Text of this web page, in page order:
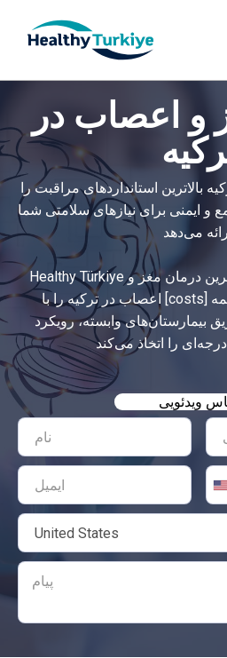
p
o
c
o
n
t
e
n
و اعصاب در
بالاترین استانداردهای مراقبت را
و ایمنی برای نیازهای سلامتی شما
Healthy Türkiye به شما کمک می‌کند تا بهترین درمان مغز و
اعصاب در ترکیه را با [costs] مناسب پیدا کنید و در همه
بیمارستان‌های وابسته، رویکرد
ویدئویی